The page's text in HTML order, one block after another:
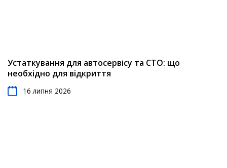
Устаткування для автосервісу та СТО: що
необхідно для відкриття
16 липня 2026